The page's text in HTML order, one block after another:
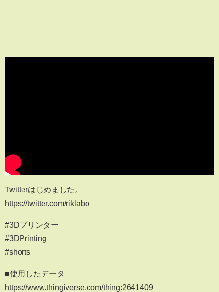
Twitterはじめました。
https://twitter.com/riklabo
#3Dプリンター
#3DPrinting
#shorts
■使用したデータ
https://www.thingiverse.com/thing:2641409